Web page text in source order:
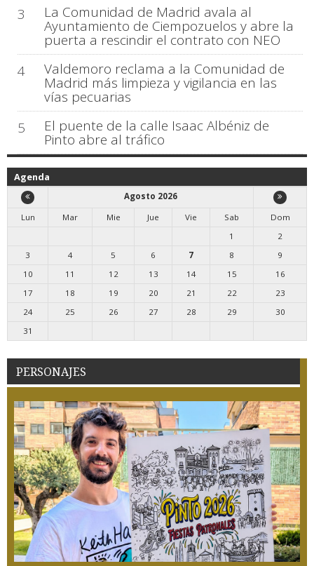
3
La Comunidad de Madrid avala al
Ayuntamiento de Ciempozuelos y abre la
puerta a rescindir el contrato con NEO
4
Valdemoro reclama a la Comunidad de
Madrid más limpieza y vigilancia en las
vías pecuarias
5
El puente de la calle Isaac Albéniz de
Pinto abre al tráfico
Agenda
Agosto 2026
Lun
Mar Mie Jue Vie Sab
Dom
1
2
3
4 5 6 7 8
9
10
11 12 13 14 15
16
17
18 19 20 21 22
23
24
25 26 27 28 29
30
31
PERSONAJES